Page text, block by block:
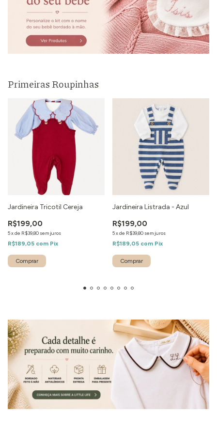
Primeiras Roupinhas
Jardineira Tricotil Cereja
R$199,00
5xde R$39,80 sem juros
R$189,05 com Pix
Comprar
Jardineira Listrada - Azul
R$199,00
5xde R$39,80 sem juros
R$189,05 com Pix
Comprar